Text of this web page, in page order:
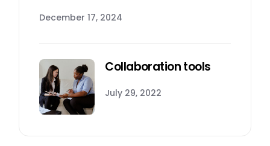
December 17, 2024
Collaboration tools
July 29, 2022